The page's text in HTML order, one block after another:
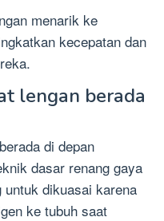
menarik ke
kecepatan dan
lengan berada
di depan
dasar renang gaya
untuk dikuasai karena
ke tubuh saat